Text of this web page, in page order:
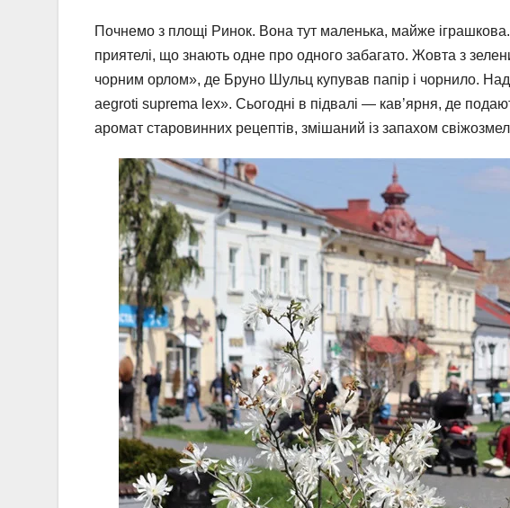
Почнемо з площі Ринок. Вона тут маленька, майже іграшкова.
приятелі, що знають одне про одного забагато. Жовта з
чорним орлом», де Бруно Шульц купував папір і чорнило.
aegroti suprema lex». Сьогодні в підвалі — кав’ярня, де
аромат старовинних рецептів, змішаний із запахом